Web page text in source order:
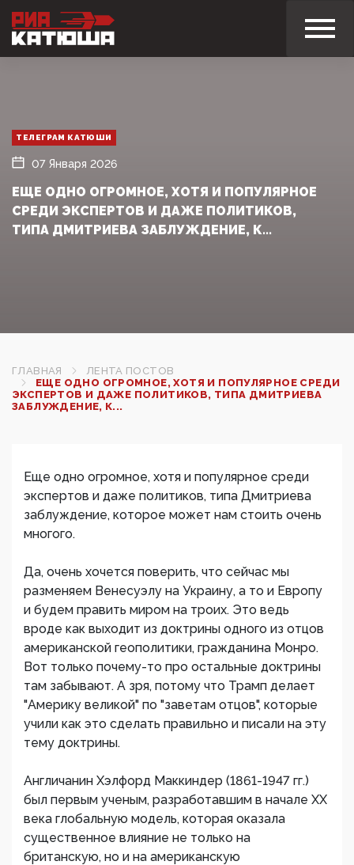
ТЕЛЕГРАМ КАТЮШИ
07 Января 2026
ЕЩЕ ОДНО ОГРОМНОЕ, ХОТЯ И ПОПУЛЯРНОЕ
СРЕДИ ЭКСПЕРТОВ И ДАЖЕ ПОЛИТИКОВ,
ТИПА ДМИТРИЕВА ЗАБЛУЖДЕНИЕ, К...
ГЛАВНАЯ
ЛЕНТА ПОСТОВ
ЕЩЕ ОДНО ОГРОМНОЕ, ХОТЯ И ПОПУЛЯРНОЕ СРЕДИ
ЭКСПЕРТОВ И ДАЖЕ ПОЛИТИКОВ, ТИПА ДМИТРИЕВА
ЗАБЛУЖДЕНИЕ, К...
Еще одно огромное, хотя и популярное среди
экспертов и даже политиков, типа Дмитриева
заблуждение, которое может нам стоить очень
многого.
Да, очень хочется поверить, что сейчас мы
разменяем Венесуэлу на Украину, а то и Европу
и будем править миром на троих. Это ведь
вроде как выходит из доктрины одного из отцов
американской геополитики, гражданина Монро.
Вот только почему-то про остальные доктрины
там забывают. А зря, потому что Трамп делает
"Америку великой" по "заветам отцов", которые
учили как это сделать правильно и писали на эту
тему доктрины.
Англичанин Хэлфорд Маккиндер (1861-1947 гг.)
был первым ученым, разработавшим в начале XX
века глобальную модель, которая оказала
существенное влияние не только на
британскую, но и на американскую